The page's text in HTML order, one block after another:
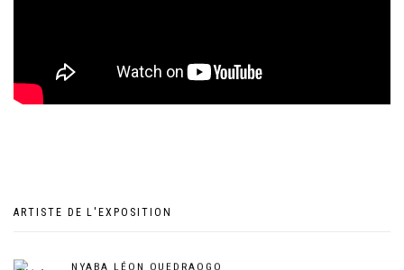
ARTISTE DE L'EXPOSITION
NYABA LÉON OUEDRAOGO